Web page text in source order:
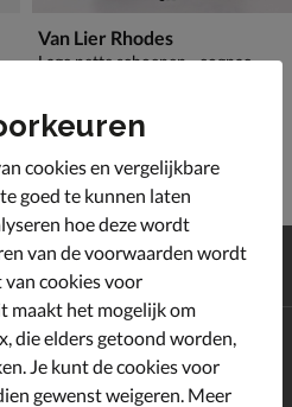
Van Lier Rhodes
Lage nette schoenen - cognac
en ontvang €10,-
cookies en vergelijkbare
goed te kunnen laten
hoe deze wordt
van de voorwaarden wordt
van cookies voor
maakt het mogelijk om
die elders getoond worden,
Je kunt de cookies voor
gewenst weigeren. Meer